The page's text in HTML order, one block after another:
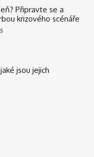
Připravte se a
krizového scénáře
jsou jejich